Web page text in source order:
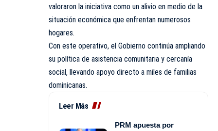
valoraron la iniciativa como un alivio en medio de la
situación económica que enfrentan numerosos
hogares.
Con este operativo, el Gobierno continúa ampliando
su política de asistencia comunitaria y cercanía
social, llevando apoyo directo a miles de familias
dominicanas.
Leer Más
PRM apuesta por